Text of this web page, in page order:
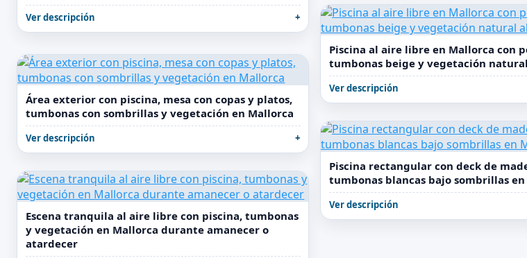
Ver descripción
Piscina al aire libre en Mallorca con
tumbonas beige y vegetación
Ver descripción
Área exterior con piscina, mesa con copas y platos,
tumbonas con sombrillas y vegetación en Mallorca
Ver descripción
Piscina rectangular con deck de
tumbonas blancas bajo sombrillas
Ver descripción
Escena tranquila al aire libre con piscina, tumbonas
y vegetación en Mallorca durante amanecer o
atardecer